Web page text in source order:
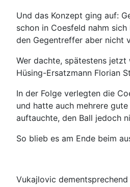
Und das Konzept ging auf:
schon in Coesfeld nahm
den Gegentreffer aber nicht
Wer dachte, spätestens
Hüsing-Ersatzmann Florian
In der Folge verlegten die
und hatte auch mehrere
auftauchte, den Ball jedoch
So blieb es am Ende beim
Vukajlovic